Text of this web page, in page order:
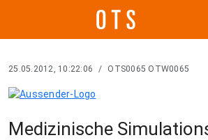
25.05.2012, 10:22:06 / OTS0065 OTW0065
Medizinische